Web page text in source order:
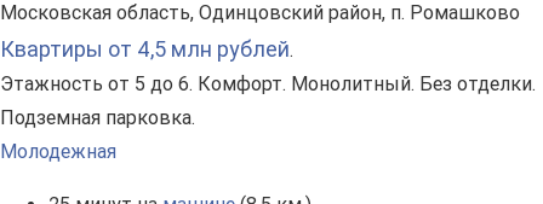
Московская область, Одинцовский район, п. Ромашково
Квартиры от 4,5 млн рублей.
Этажность от 5 до 6. Комфорт. Монолитный. Без отделки.
Подземная парковка.
Молодежная